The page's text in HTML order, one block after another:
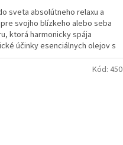
sveta absolútneho relaxu a
svojho blízkeho alebo seba
ktorá harmonicky spája
účinky esenciálnych olejov s
Kód: 450